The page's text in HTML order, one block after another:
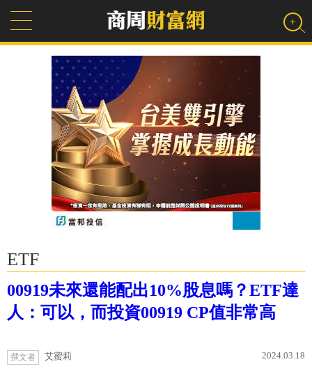
ETF
00919未來還能配出10%股息嗎？ETF達
人：可以，而投資00919 CP值非常高
撰文者 艾蜜莉 2024.03.18